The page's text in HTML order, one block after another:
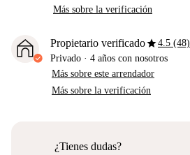
Más sobre la verificación
Propietario verificadostar4.5 (48)
Privado · 4 años con nosotros
Más sobre este arrendador
Más sobre la verificación
¿Tienes dudas?